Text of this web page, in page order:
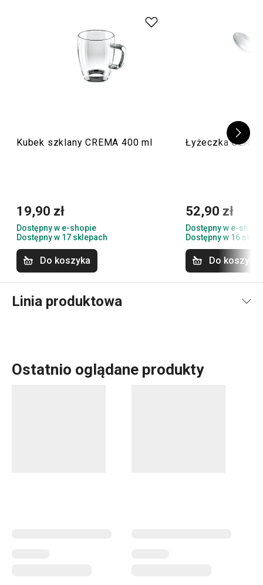
Kubek szklany CREMA 400 ml
19,90 zł
Dostępny w e-shopie
Dostępny w 17 sklepach
Do koszyka
Łyżeczka
52,90 zł
Dostępny w e-
Dostępny w 16
Do koszyka
Linia produktowa
Ostatnio oglądane produkty